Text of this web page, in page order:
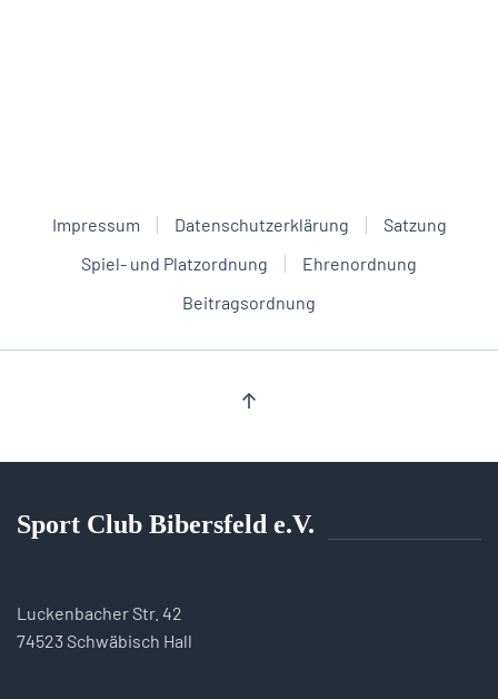
Impressum Datenschutzerklärung
Satzung
Spiel- und Platzordnung
Ehrenordnung
Beitragsordnung
Sport Club Bibersfeld e.V.
Luckenbacher Str. 42
74523 Schwäbisch Hall